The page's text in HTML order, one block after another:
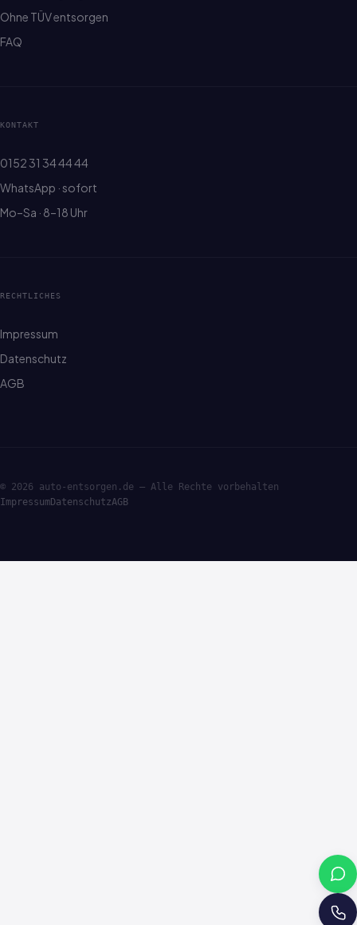
Ohne TÜV entsorgen
FAQ
KONTAKT
0152 31 34 44 44
WhatsApp · sofort
Mo–Sa · 8–18 Uhr
RECHTLICHES
Impressum
Datenschutz
AGB
© 2026 auto-entsorgen.de — Alle Rechte vorbehalten
ImpressumDatenschutzAGB